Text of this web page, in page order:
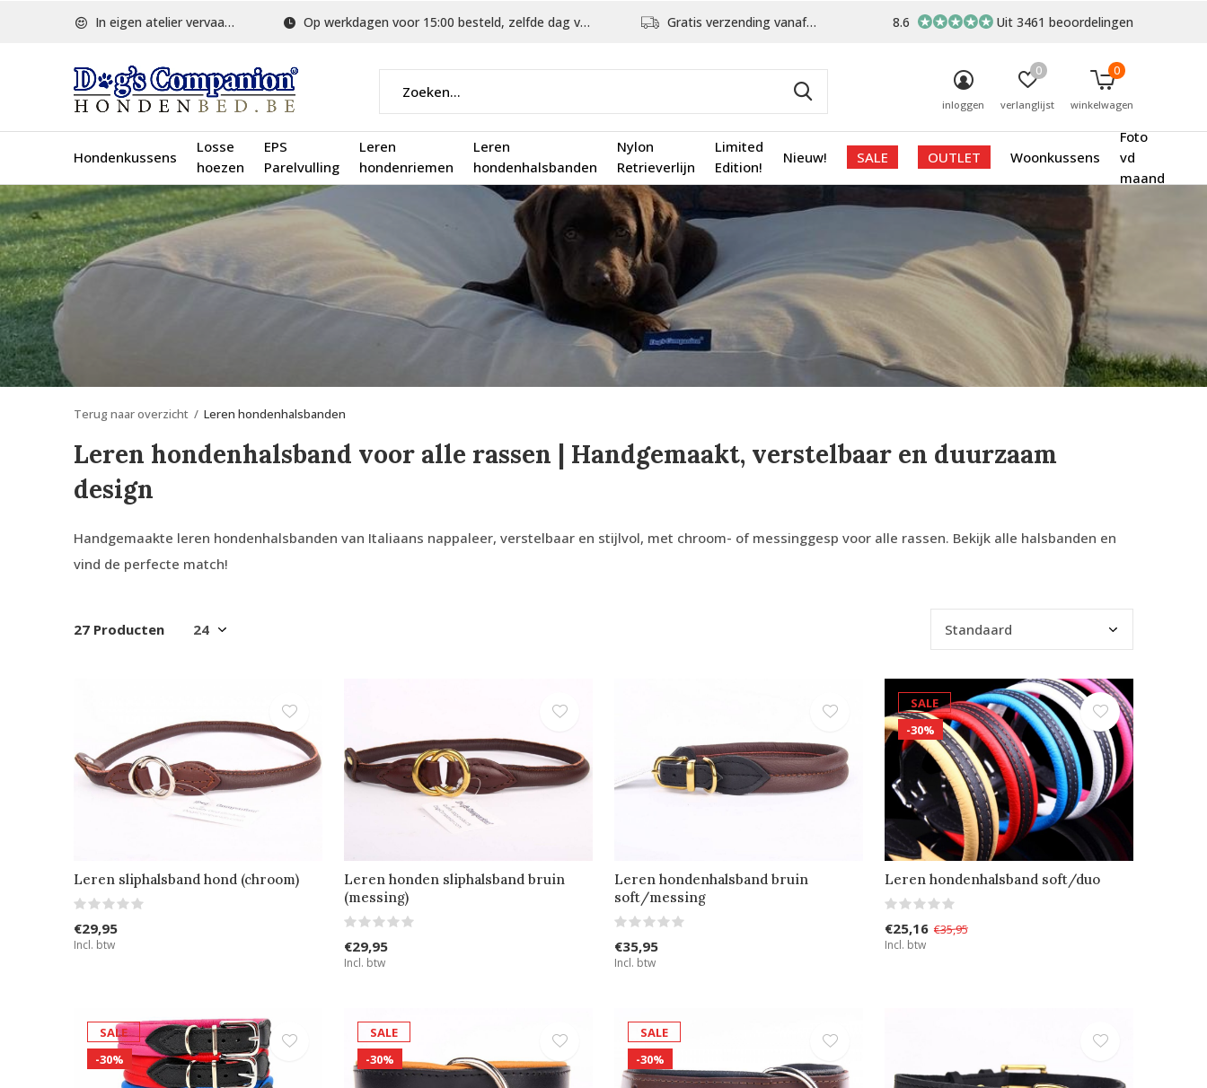
Hondenkussens
Losse
hoezen
EPS
Parelvulling
Leren
hondenriemen
Leren
hondenhalsbanden
Nylon
Retrieverlijn
Limited
Edition!
Nieuw! SALE OUTLET Woonkussens
Foto
vd
maand
inloggen verlanglijst
0
winkelwagen
0
In eigen atelier vervaardigd Op werkdagen voor 15:00 besteld, zelfde dag verstuurd Gratis verzending vanaf €75,- 8.6 Uit 3461 beoordelingen
Terug naar overzicht Leren hondenhalsbanden
Leren hondenhalsband voor alle rassen | Handgemaakt, verstelbaar en duurzaam
design
Handgemaakte leren hondenhalsbanden van Italiaans nappaleer, verstelbaar en stijlvol, met chroom- of messinggesp voor alle rassen. Bekijk alle halsbanden en
vind de perfecte match!
27 Producten
Leren sliphalsband hond (chroom)
€29,95
Incl. btw
Leren honden sliphalsband bruin
(messing)
€29,95
Incl. btw
Leren hondenhalsband bruin
soft/messing
€35,95
Incl. btw
SALE
-30%
Leren hondenhalsband soft/duo
€25,16 €35,95
Incl. btw
SALE
-30%
SALE
-30%
SALE
-30%